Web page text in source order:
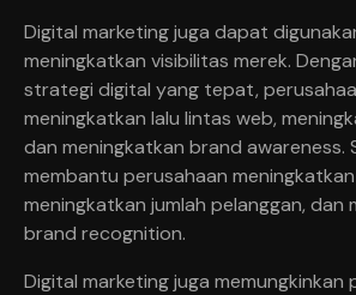
Digital marketing juga dapat
meningkatkan visibilitas merek.
strategi digital yang tepat,
meningkatkan lalu lintas web,
dan meningkatkan brand awareness.
membantu perusahaan
meningkatkan jumlah pelanggan, dan
brand recognition.
Digital marketing juga memungkinkan